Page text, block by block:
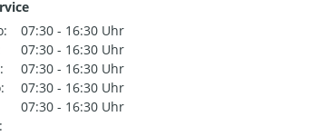
07:30 - 16:30 Uhr
07:30 - 16:30 Uhr
07:30 - 16:30 Uhr
07:30 - 16:30 Uhr
07:30 - 16:30 Uhr